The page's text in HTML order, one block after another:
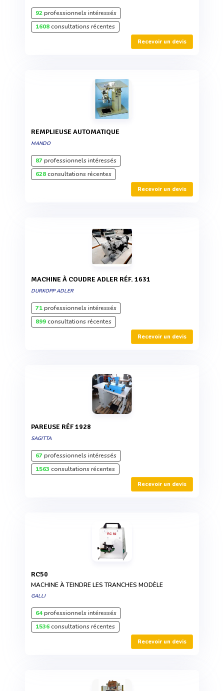
92professionnels intéressés
1608consultations récentes
Recevoir un devis
REMPLIEUSE AUTOMATIQUE
MANDO
87professionnels intéressés
628consultations récentes
Recevoir un devis
MACHINE À COUDRE ADLER RÉF. 1631
DURKOPP ADLER
71professionnels intéressés
899consultations récentes
Recevoir un devis
PAREUSE RÉF 1928
SAGITTA
67professionnels intéressés
1563 consultations récentes
Recevoir un devis
RC50
MACHINE À TEINDRE LES TRANCHES MODÈLE
GALLI
64professionnels intéressés
1536consultations récentes
Recevoir un devis